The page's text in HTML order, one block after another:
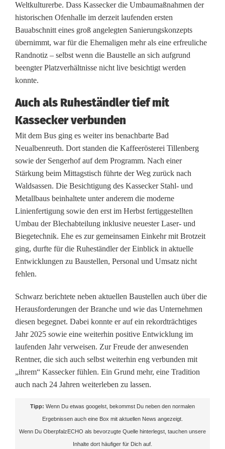
a
s
s
e
c
k
e
r
-
L
u
f
t
b
e
i
m
R
e
n
t
e
Weltkulturerbe. Dass Kassecker die Umbaumaßnahmen der
historischen Ofenhalle im derzeit laufenden ersten
Bauabschnitt eines groß angelegten Sanierungskonzepts
übernimmt, war für die Ehemaligen mehr als eine erfreuliche
Randnotiz – selbst wenn die Baustelle an sich aufgrund
beengter Platzverhältnisse nicht live besichtigt werden
konnte.
Auch als Ruheständler tief mit
Kassecker verbunden
Mit dem Bus ging es weiter ins benachbarte Bad
Neualbenreuth. Dort standen die Kaffeerösterei Tillenberg
sowie der Sengerhof auf dem Programm. Nach einer
Stärkung beim Mittagstisch führte der Weg zurück nach
Waldsassen. Die Besichtigung des Kassecker Stahl- und
Metallbaus beinhaltete unter anderem die moderne
Linienfertigung sowie den erst im Herbst fertiggestellten
Umbau der Blechabteilung inklusive neuester Laser- und
Biegetechnik. Ehe es zur gemeinsamen Einkehr mit Brotzeit
ging, durfte für die Ruheständler der Einblick in aktuelle
Entwicklungen zu Baustellen, Personal und Umsatz nicht
fehlen.
Schwarz berichtete neben aktuellen Baustellen auch über die
Herausforderungen der Branche und wie das Unternehmen
diesen begegnet. Dabei konnte er auf ein rekordträchtiges
Jahr 2025 sowie eine weiterhin positive Entwicklung im
laufenden Jahr verweisen. Zur Freude der anwesenden
Rentner, die sich auch selbst weiterhin eng verbunden mit
„ihrem“ Kassecker fühlen. Ein Grund mehr, eine Tradition
auch nach 24 Jahren weiterleben zu lassen.
Tipp: Wenn Du etwas googelst, bekommst Du neben den normalen
Ergebnissen auch eine Box mit aktuellen News angezeigt.
Wenn Du OberpfalzECHO als bevorzugte Quelle hinterlegst, tauchen unsere
Inhalte dort häufiger für Dich auf.